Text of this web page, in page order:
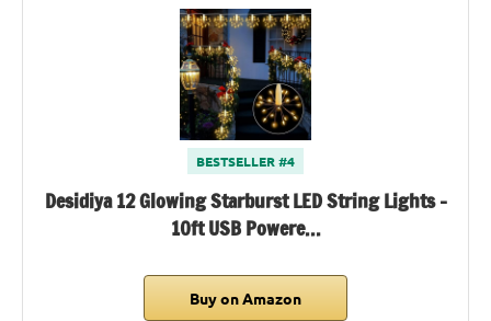
BESTSELLER #4
Desidiya 12 Glowing Starburst LED String Lights –
10ft USB Powere…
Buy on Amazon